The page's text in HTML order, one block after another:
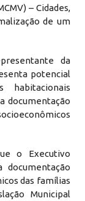
– Cidades,
de um
da
potencial
habitacionais
documentação
o Executivo
documentação
das famílias
Municipal